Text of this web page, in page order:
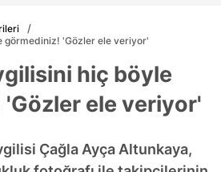
görmediniz! 'Gözler ele veriyor'
hiç böyle
ele veriyor'
Çağla Ayça Altunkaya,